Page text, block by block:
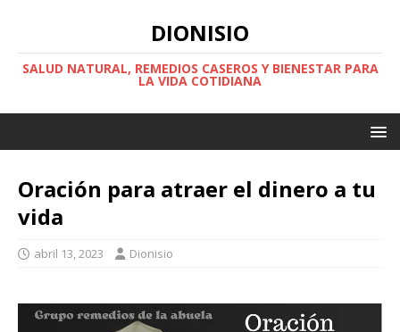
DIONISIO
SALUD NATURAL, REMEDIOS CASEROS Y BIENESTAR PARA
LA VIDA COTIDIANA
Oración para atraer el dinero a tu
vida
abril 13, 2023 Dionisio